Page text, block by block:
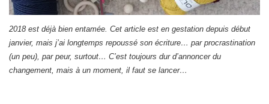
2018 est déjà bien entamée. Cet article est en gestation depuis début
janvier, mais j’ai longtemps repoussé son écriture… par procrastination
(un peu), par peur, surtout… C’est toujours dur d’annoncer du
changement, mais à un moment, il faut se lancer…